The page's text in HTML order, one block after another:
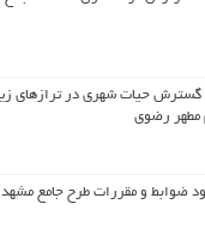
گسترش حیات شهري در ترازهاي
مطهر رضوي
ضوابط و مقررات طرح جامع مشهد